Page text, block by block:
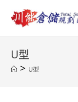
content
U型
> U型